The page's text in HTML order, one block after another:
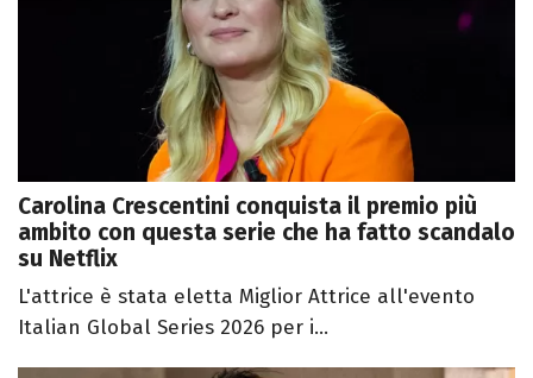
Carolina Crescentini conquista il premio più
ambito con questa serie che ha fatto scandalo
su Netflix
L'attrice è stata eletta Miglior Attrice all'evento
Italian Global Series 2026 per i...